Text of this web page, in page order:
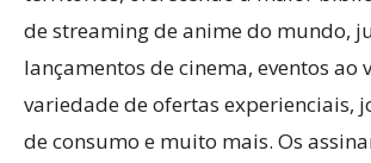
de streaming de anime do mundo,
lançamentos de cinema, eventos ao
variedade de ofertas experienciais,
de consumo e muito mais. Os